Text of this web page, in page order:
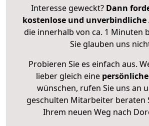
Interesse geweckt? Dann
kostenlose und unverbindliche
die innerhalb von ca. 1 Minuten
Sie glauben uns
Probieren Sie es einfach aus.
lieber gleich eine
wünschen, rufen Sie uns an
geschulten Mitarbeiter beraten
Ihrem neuen Weg nach